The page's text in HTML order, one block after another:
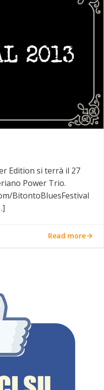
Edition si terrà il 27
Power Trio.
BitontoBluesFestival
Read more